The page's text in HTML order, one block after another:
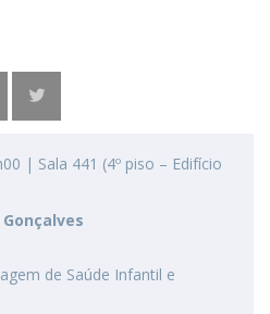
| Sala 441 (4º piso – Edifício
de Saúde Infantil e